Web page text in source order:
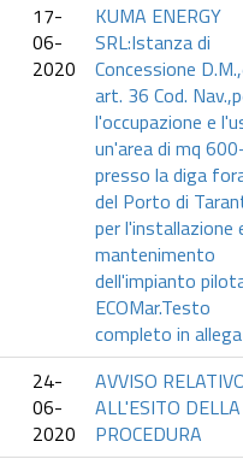
17-
06-
2020
KUMA ENERGY
SRL:Istanza di
Concessione
art. 36 Cod.
l'occupazione e
un'area di mq
presso la diga
del Porto di
per l'installazione
mantenimento
dell'impianto
ECOMar.Testo
completo in
24-
06-
2020
AVVISO
ALL'ESITO DELLA
PROCEDURA